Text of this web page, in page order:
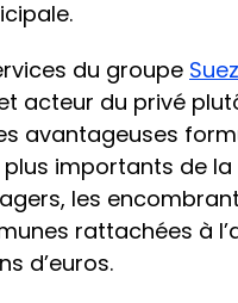
du groupe Suez
acteur du privé
avantageuses
importants de la
les
rattachées à
d’euros.